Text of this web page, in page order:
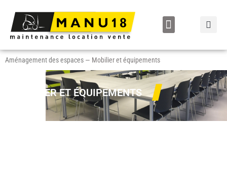
Aménagement des espaces — Mobilier et équipements
MOBILIER ET ÉQUIPEMENTS